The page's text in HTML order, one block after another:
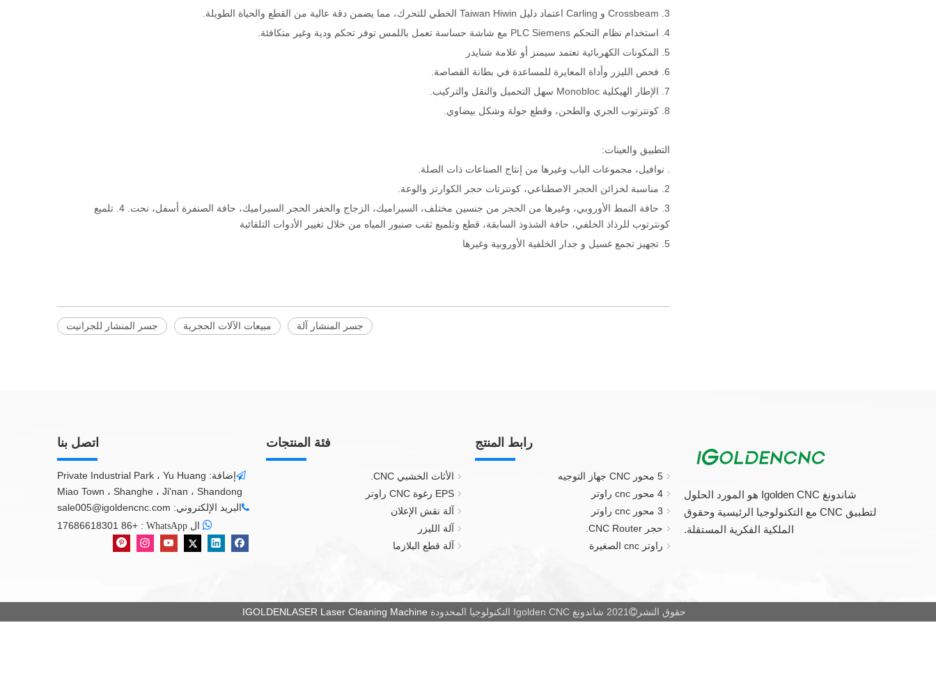
3. Crossbeam و Carling اعتماد دليل Taiwan Hiwin الخطي للتحرك، مما يضمن دقة عالية من القطع والحياة الطويلة.
4. استخدام نظام التحكم PLC Siemens مع شاشة حساسة تعمل باللمس توفر تحكم ودية وغير متكافئة.
5. المكونات الكهربائية تعتمد سيمنز أو علامة شنايدر
6. فحص الليزر وأداة المعايرة للمساعدة في بطانة القصاصة.
7. الإطار الهيكلية Monobloc سهل التحميل والنقل والتركيب.
8. كونترتوب الجري والطحن، وقطع جولة وشكل بيضاوي.
التطبيق والعينات:
. نوافيل، مجموعات الباب وغيرها من إنتاج الصناعات ذات الصلة.
2. مناسبة لخزائن الحجر الاصطناعي، كونترتات حجر الكوارتز والوعة.
3. حافة النمط الأوروبي، وغيرها من الحجر من جنسين مختلف، السيراميك، الزجاج والحفر الحجر السيراميك، حافة الصنفرة أسفل، نحت. 4. تلميع
كونترتوب للرذاذ الخلفي، حافة الشذوذ السابقة، قطع وتلميع ثقب صنبور المياه من خلال تغيير الأدوات التلقائية
5. تجهيز تجمع غسيل و جدار الخلفية الأوروبية وغيرها
جسر المنشار للجرانيت مبيعات الآلات الحجرية جسر المنشار آلة
شاندونغ Igolden CNC هو المورد الحلول
لتطبيق CNC مع التكنولوجيا الرئيسية وحقوق
الملكية الفكرية المستقلة.
رابط المنتج
5 محور CNC جهاز التوجيه
4 محور cnc راوتر
3 محور cnc راوتر
حجر CNC Router.
راوتر cnc الصغيرة
فئة المنتجات
الأثاث الخشبي CNC.
EPS رغوة CNC راوتر
آلة نقش الإعلان
آلة الليزر
آلة قطع البلازما
اتصل بنا

إضافة: Private Industrial Park ، Yu Huang
Miao Town ، Shanghe ، Ji'nan ، Shandong
البريد الإلكتروني: sale005@igoldencnc.com
 ال WhatsApp :
+86 17686618301
حقوق النشر 2021 شاندونغ Igolden CNC التكنولوجيا المحدودة IGOLDENLASER Laser Cleaning Machine